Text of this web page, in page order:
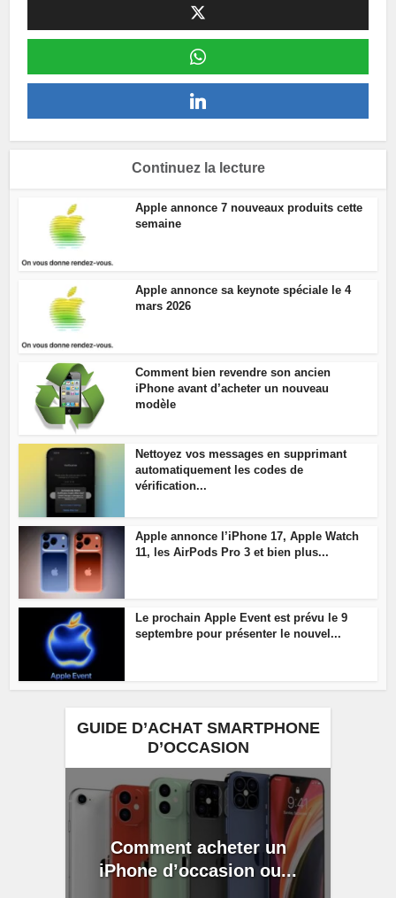
Continuez la lecture
Apple annonce 7 nouveaux produits cette
semaine
Apple annonce sa keynote spéciale le 4
mars 2026
Comment bien revendre son ancien
iPhone avant d’acheter un nouveau
modèle
Nettoyez vos messages en supprimant
automatiquement les codes de
vérification...
Apple annonce l’iPhone 17, Apple Watch
11, les AirPods Pro 3 et bien plus...
Le prochain Apple Event est prévu le 9
septembre pour présenter le nouvel...
GUIDE D’ACHAT SMARTPHONE
D’OCCASION
Comment acheter un
iPhone d’occasion ou...